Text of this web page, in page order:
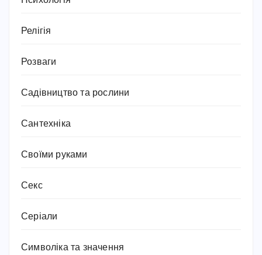
Релігія
Розваги
Садівництво та рослини
Сантехніка
Своїми руками
Секс
Серіали
Символіка та значення